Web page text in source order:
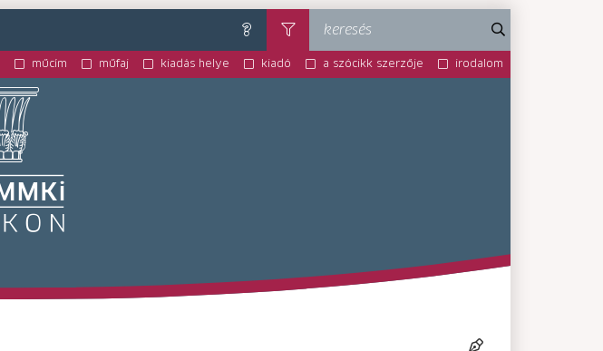
súgó szűrés
műcím műfaj kiadás helye kiadó a szócikk szerzője irodalom
keresés
MMA-